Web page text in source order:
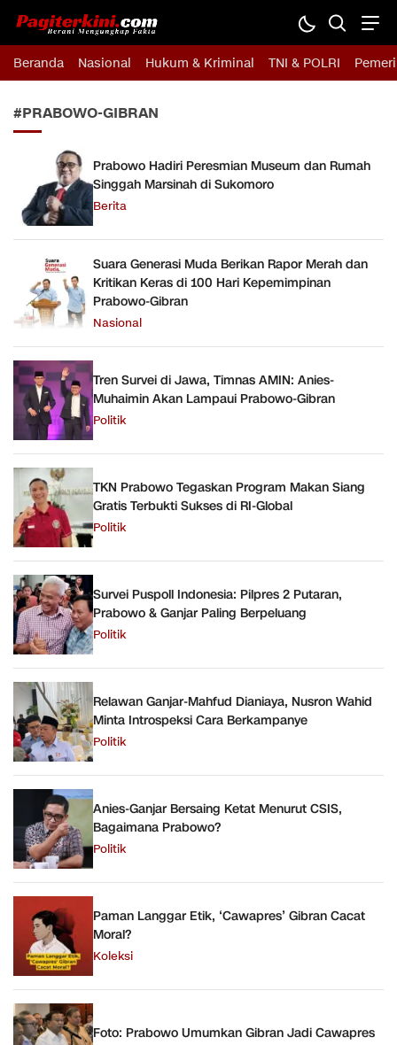
Pagiterkini.com
Berani Mengungkap Fakta
Beranda Nasional Hukum & Kriminal TNI & POLRI
#PRABOWO-GIBRAN
Prabowo Hadiri Peresmian Museum dan Rumah
Singgah Marsinah di Sukomoro
Berita
Suara Generasi Muda Berikan Rapor Merah dan
Kritikan Keras di 100 Hari Kepemimpinan
Prabowo-Gibran
Nasional
Tren Survei di Jawa, Timnas AMIN: Anies-
Muhaimin Akan Lampaui Prabowo-Gibran
Politik
TKN Prabowo Tegaskan Program Makan Siang
Gratis Terbukti Sukses di RI-Global
Politik
Survei Puspoll Indonesia: Pilpres 2 Putaran,
Prabowo & Ganjar Paling Berpeluang
Politik
Relawan Ganjar-Mahfud Dianiaya, Nusron Wahid
Minta Introspeksi Cara Berkampanye
Politik
Anies-Ganjar Bersaing Ketat Menurut CSIS,
Bagaimana Prabowo?
Politik
Paman Langgar Etik, ‘Cawapres’ Gibran Cacat
Moral?
Koleksi
Foto: Prabowo Umumkan Gibran Jadi Cawapres